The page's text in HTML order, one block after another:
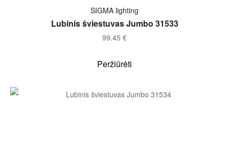
Į KREPŠELĮ
SIGMA lighting
Lubinis šviestuvas Jumbo 31533
99.45 €
Peržiūrėti